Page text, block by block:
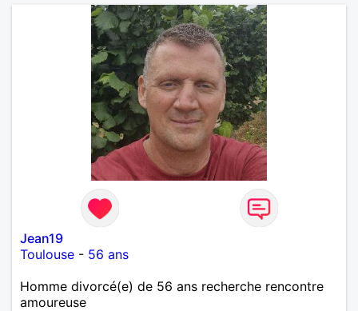
Jean19
Toulouse - 56 ans
Homme divorcé(e) de 56 ans recherche rencontre
amoureuse